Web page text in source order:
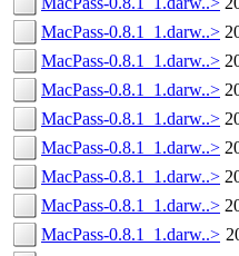
MacPass-0.8.1_1.darw..>
MacPass-0.8.1_1.darw..>
MacPass-0.8.1_1.darw..>
MacPass-0.8.1_1.darw..>
MacPass-0.8.1_1.darw..>
MacPass-0.8.1_1.darw..>
MacPass-0.8.1_1.darw..>
MacPass-0.8.1_1.darw..>